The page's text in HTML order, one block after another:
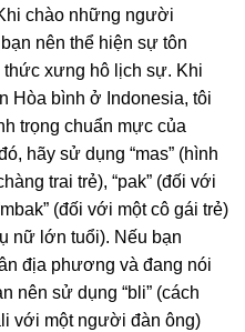
chào những người
nên thể hiện sự tôn
xưng hô lịch sự. Khi
Hòa bình ở Indonesia, tôi
trọng chuẩn mực của
hãy sử dụng “mas” (hình
trai trẻ), “pak” (đối với
(đối với một cô gái trẻ)
nữ lớn tuổi). Nếu bạn
địa phương và đang nói
nên sử dụng “bli” (cách
với một người đàn ông)